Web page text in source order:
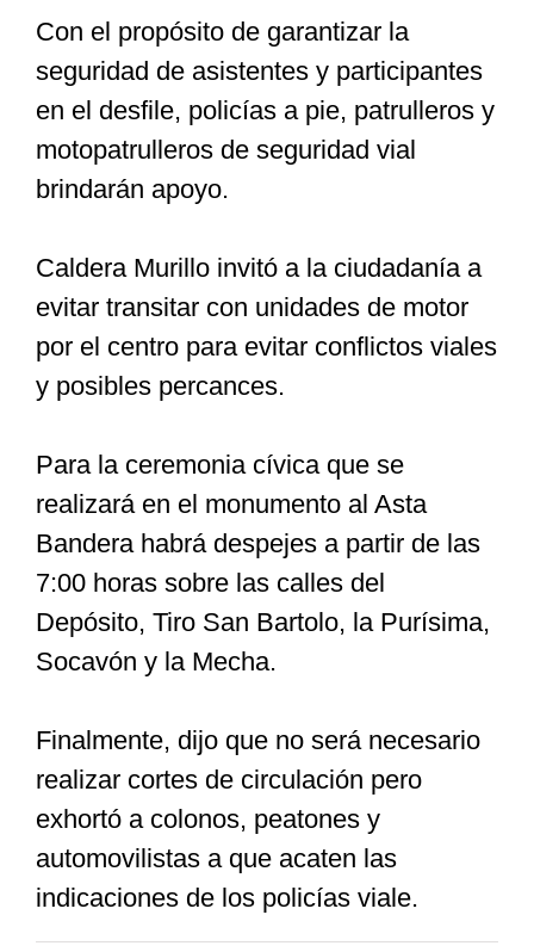
Con el propósito de garantizar la
seguridad de asistentes y participantes
en el desfile, policías a pie, patrulleros y
motopatrulleros de seguridad vial
brindarán apoyo.
Caldera Murillo invitó a la ciudadanía a
evitar transitar con unidades de motor
por el centro para evitar conflictos viales
y posibles percances.
Para la ceremonia cívica que se
realizará en el monumento al Asta
Bandera habrá despejes a partir de las
7:00 horas sobre las calles del
Depósito, Tiro San Bartolo, la Purísima,
Socavón y la Mecha.
Finalmente, dijo que no será necesario
realizar cortes de circulación pero
exhortó a colonos, peatones y
automovilistas a que acaten las
indicaciones de los policías viale.